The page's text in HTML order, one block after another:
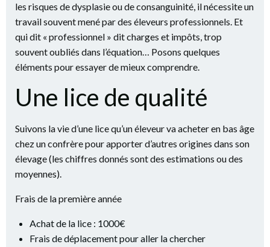
les risques de dysplasie ou de consanguinité, il nécessite un
travail souvent mené par des éleveurs professionnels. Et
qui dit « professionnel » dit charges et impôts, trop
souvent oubliés dans l’équation… Posons quelques
éléments pour essayer de mieux comprendre.
Une lice de qualité
Suivons la vie d’une lice qu’un éleveur va acheter en bas âge
chez un confrère pour apporter d’autres origines dans son
élevage (les chiffres donnés sont des estimations ou des
moyennes).
Frais de la première année
Achat de la lice : 1000€
Frais de déplacement pour aller la chercher